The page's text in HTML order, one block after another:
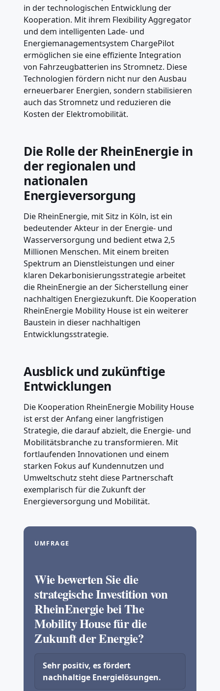
in der technologischen Entwicklung der
Kooperation. Mit ihrem Flexibility Aggregator
und dem intelligenten Lade- und
Energiemanagementsystem ChargePilot
ermöglichen sie eine effiziente Integration
von Fahrzeugbatterien ins Stromnetz. Diese
Technologien fördern nicht nur den Ausbau
erneuerbarer Energien, sondern stabilisieren
auch das Stromnetz und reduzieren die
Kosten der Elektromobilität.
Die Rolle der RheinEnergie in
der regionalen und
nationalen
Energieversorgung
Die RheinEnergie, mit Sitz in Köln, ist ein
bedeutender Akteur in der Energie- und
Wasserversorgung und bedient etwa 2,5
Millionen Menschen. Mit einem breiten
Spektrum an Dienstleistungen und einer
klaren Dekarbonisierungsstrategie arbeitet
die RheinEnergie an der Sicherstellung einer
nachhaltigen Energiezukunft. Die Kooperation
RheinEnergie Mobility House ist ein weiterer
Baustein in dieser nachhaltigen
Entwicklungsstrategie.
Ausblick und zukünftige
Entwicklungen
Die Kooperation RheinEnergie Mobility House
ist erst der Anfang einer langfristigen
Strategie, die darauf abzielt, die Energie- und
Mobilitätsbranche zu transformieren. Mit
fortlaufenden Innovationen und einem
starken Fokus auf Kundennutzen und
Umweltschutz steht diese Partnerschaft
exemplarisch für die Zukunft der
Energieversorgung und Mobilität.
UMFRAGE
Wie bewerten Sie die
strategische Investition von
RheinEnergie bei The
Mobility House für die
Zukunft der Energie?
Sehr positiv, es fördert
nachhaltige Energielösungen.